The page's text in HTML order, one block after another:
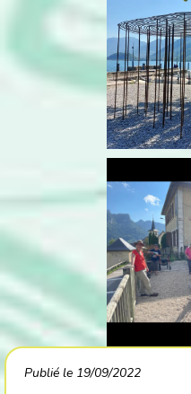
Publié le 19/09/2022